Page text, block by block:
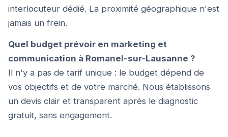
interlocuteur dédié. La proximité géographique n'est
jamais un frein.
Quel budget prévoir en marketing et
communication à Romanel-sur-Lausanne ?
Il n'y a pas de tarif unique : le budget dépend de
vos objectifs et de votre marché. Nous établissons
un devis clair et transparent après le diagnostic
gratuit, sans engagement.